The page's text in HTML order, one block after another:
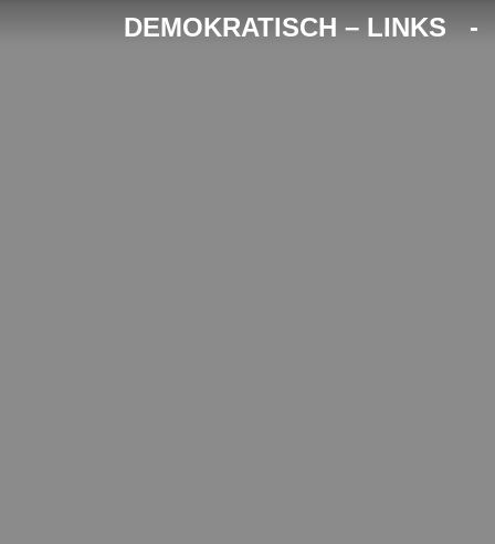
DEMOKRATISCH – LINKS